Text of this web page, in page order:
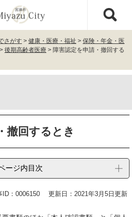
さがす > 健康・医療・福祉 > 保険・年金・医
> 後期高齢者医療 > 障害認定を申請・撤回する
撤回するとき
ージ内目次
ID：0006150 更新日：2021年3月5日更新